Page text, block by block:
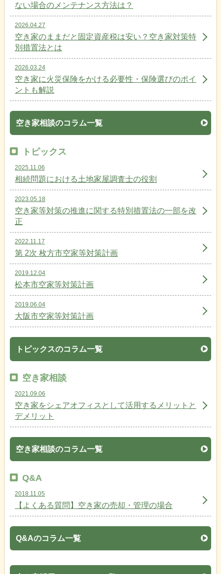
ない場合のメンテナンス方法は？
2026.04.27
空き家のままだと固定資産税は安い？空き家対策特
別措置法とは
2026.03.24
空き家に火災保険をかける必要性・保険選びのポイ
ントも解説
空き家相談のコラム一覧
トピックス
2025.11.06
相続問題における土地家屋調査士の役割
2023.05.18
空き家等対策の推進に関する特別措置法の一部を改
正
2022.11.17
第 2次 枚方市空家等対策計画
2019.12.04
松本市空家等対策計画
2019.06.04
大阪市空家等対策計画
トピックスのコラム一覧
空き家相談
2021.09.06
空き家をシェアオフィスとして活用するメリットと
デメリット
空き家相談のコラム一覧
Q&A
2018.11.05
【よくある質問】空き家の売却・管理の場合
Q&Aのコラム一覧